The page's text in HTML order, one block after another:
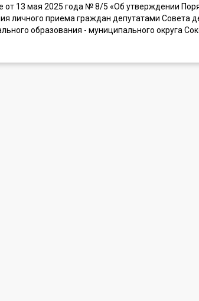
от 13 мая 2025 года № 8/5 «Об утверждении
личного приема граждан депутатами Совета
образования - муниципального округа